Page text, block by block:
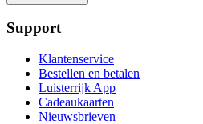
Support
Klantenservice
Bestellen en betalen
Luisterrijk App
Cadeaukaarten
Nieuwsbrieven